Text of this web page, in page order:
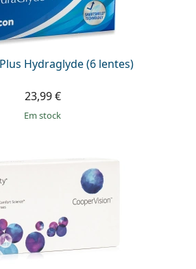
Hydraglyde (6 lentes)
23,99 €
em stock